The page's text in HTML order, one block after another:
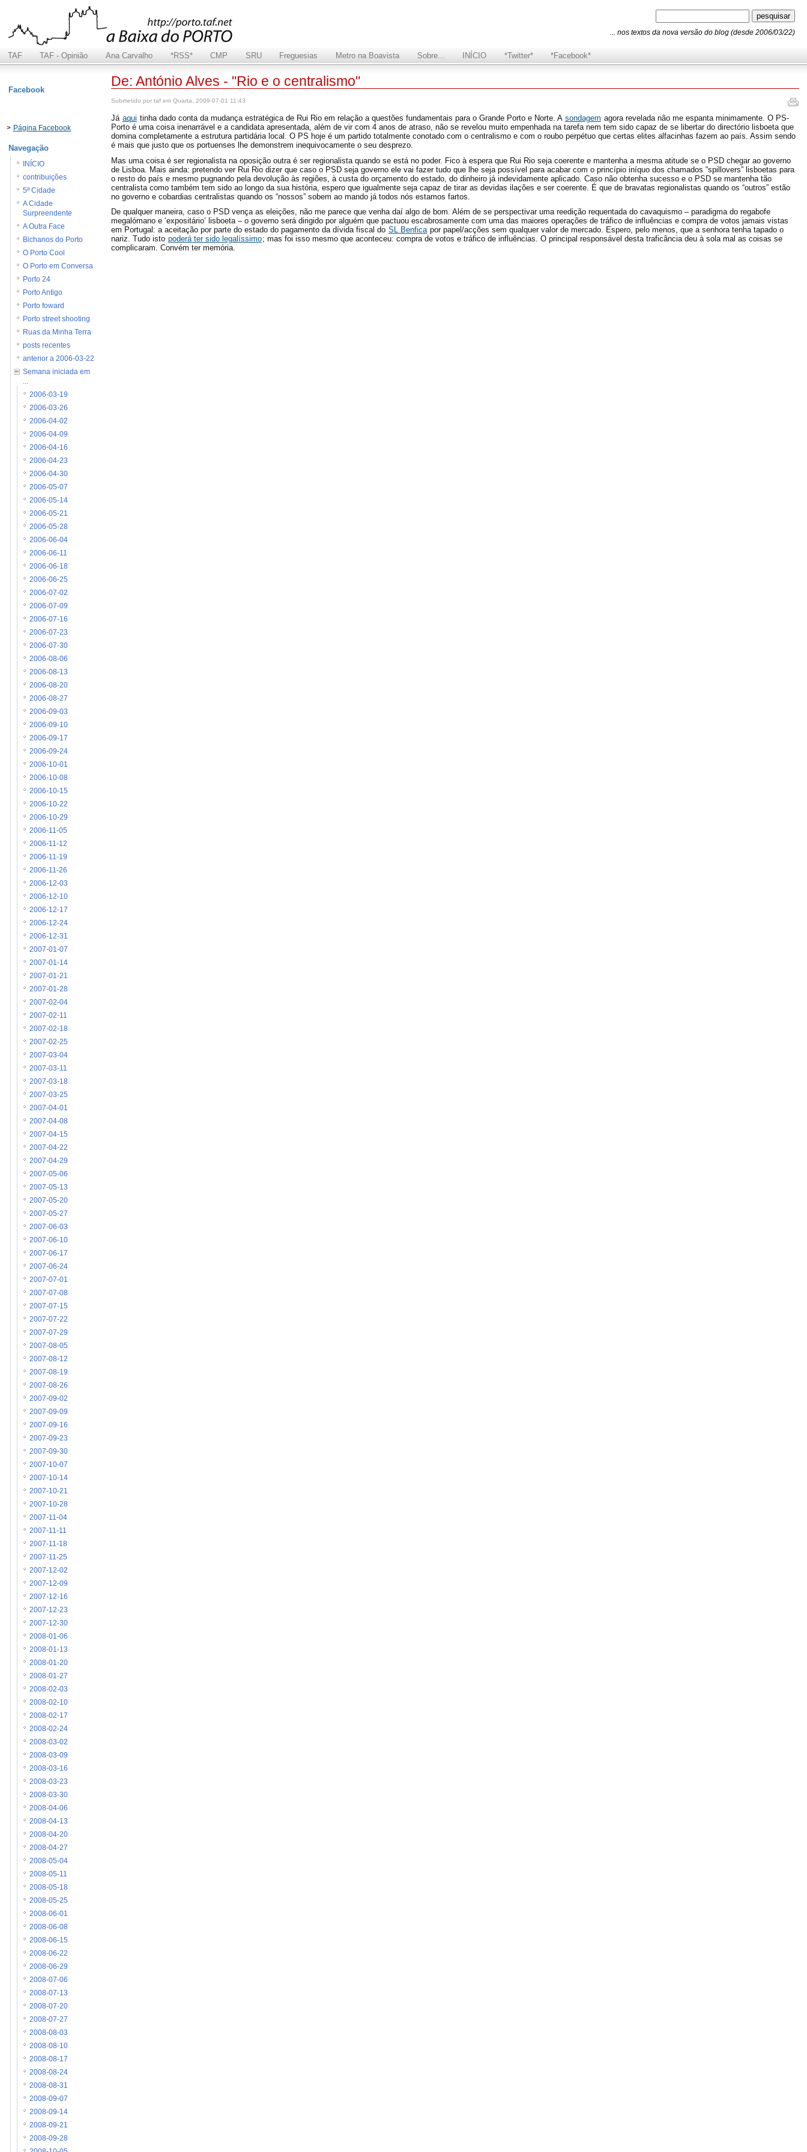
... nos textos da nova versão do blog (desde 2006/03/22)
TAF TAF - Opinião Ana Carvalho *RSS* CMP SRU Freguesias Metro na Boavista Sobre... INÍCIO *Twitter* *Facebook*
De: António Alves - "Rio e o centralismo"
Submetido por taf em Quarta, 2009-07-01 11:43
Já aqui tinha dado conta da mudança estratégica de Rui Rio em relação a questões fundamentais para o Grande Porto e Norte. A sondagem agora revelada não me espanta minimamente. O PS-
Porto é uma coisa inenarrável e a candidata apresentada, além de vir com 4 anos de atraso, não se revelou muito empenhada na tarefa nem tem sido capaz de se libertar do directório lisboeta que
domina completamente a estrutura partidária local. O PS hoje é um partido totalmente conotado com o centralismo e com o roubo perpétuo que certas elites alfacinhas fazem ao país. Assim sendo
é mais que justo que os portuenses lhe demonstrem inequivocamente o seu desprezo.
Mas uma coisa é ser regionalista na oposição outra é ser regionalista quando se está no poder. Fico à espera que Rui Rio seja coerente e mantenha a mesma atitude se o PSD chegar ao governo
de Lisboa. Mais ainda: pretendo ver Rui Rio dizer que caso o PSD seja governo ele vai fazer tudo que lhe seja possível para acabar com o princípio iníquo dos chamados “spillovers” lisboetas para
o resto do país e mesmo pugnando pela devolução às regiões, à custa do orçamento do estado, do dinheiro já indevidamente aplicado. Caso não obtenha sucesso e o PSD se mantenha tão
centralista como também tem sido ao longo da sua história, espero que igualmente seja capaz de tirar as devidas ilações e ser coerente. É que de bravatas regionalistas quando os “outros” estão
no governo e cobardias centralistas quando os “nossos” sobem ao mando já todos nós estamos fartos.
De qualquer maneira, caso o PSD vença as eleições, não me parece que venha daí algo de bom. Além de se perspectivar uma reedição requentada do cavaquismo – paradigma do regabofe
megalómano e ‘expositário’ lisboeta – o governo será dirigido por alguém que pactuou escabrosamente com uma das maiores operações de tráfico de influências e compra de votos jamais vistas
em Portugal: a aceitação por parte do estado do pagamento da dívida fiscal do SL Benfica por papel/acções sem qualquer valor de mercado. Espero, pelo menos, que a senhora tenha tapado o
nariz. Tudo isto poderá ter sido legalíssimo; mas foi isso mesmo que aconteceu: compra de votos e tráfico de influências. O principal responsável desta traficância deu à sola mal as coisas se
complicaram. Convém ter memória.
Facebook
> Página Facebook
Navegação
INÍCIO
contribuições
5ª Cidade
A Cidade
Surpreendente
A Outra Face
Bichanos do Porto
O Porto Cool
O Porto em Conversa
Porto 24
Porto Antigo
Porto foward
Porto street shooting
Ruas da Minha Terra
posts recentes
anterior a 2006-03-22
Semana iniciada em
...
2006-03-19
2006-03-26
2006-04-02
2006-04-09
2006-04-16
2006-04-23
2006-04-30
2006-05-07
2006-05-14
2006-05-21
2006-05-28
2006-06-04
2006-06-11
2006-06-18
2006-06-25
2006-07-02
2006-07-09
2006-07-16
2006-07-23
2006-07-30
2006-08-06
2006-08-13
2006-08-20
2006-08-27
2006-09-03
2006-09-10
2006-09-17
2006-09-24
2006-10-01
2006-10-08
2006-10-15
2006-10-22
2006-10-29
2006-11-05
2006-11-12
2006-11-19
2006-11-26
2006-12-03
2006-12-10
2006-12-17
2006-12-24
2006-12-31
2007-01-07
2007-01-14
2007-01-21
2007-01-28
2007-02-04
2007-02-11
2007-02-18
2007-02-25
2007-03-04
2007-03-11
2007-03-18
2007-03-25
2007-04-01
2007-04-08
2007-04-15
2007-04-22
2007-04-29
2007-05-06
2007-05-13
2007-05-20
2007-05-27
2007-06-03
2007-06-10
2007-06-17
2007-06-24
2007-07-01
2007-07-08
2007-07-15
2007-07-22
2007-07-29
2007-08-05
2007-08-12
2007-08-19
2007-08-26
2007-09-02
2007-09-09
2007-09-16
2007-09-23
2007-09-30
2007-10-07
2007-10-14
2007-10-21
2007-10-28
2007-11-04
2007-11-11
2007-11-18
2007-11-25
2007-12-02
2007-12-09
2007-12-16
2007-12-23
2007-12-30
2008-01-06
2008-01-13
2008-01-20
2008-01-27
2008-02-03
2008-02-10
2008-02-17
2008-02-24
2008-03-02
2008-03-09
2008-03-16
2008-03-23
2008-03-30
2008-04-06
2008-04-13
2008-04-20
2008-04-27
2008-05-04
2008-05-11
2008-05-18
2008-05-25
2008-06-01
2008-06-08
2008-06-15
2008-06-22
2008-06-29
2008-07-06
2008-07-13
2008-07-20
2008-07-27
2008-08-03
2008-08-10
2008-08-17
2008-08-24
2008-08-31
2008-09-07
2008-09-14
2008-09-21
2008-09-28